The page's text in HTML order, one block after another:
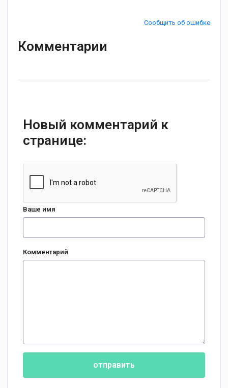
Сообщить об ошибке
Комментарии
Новый комментарий к
странице:
Ваше имя
Комментарий
отправить